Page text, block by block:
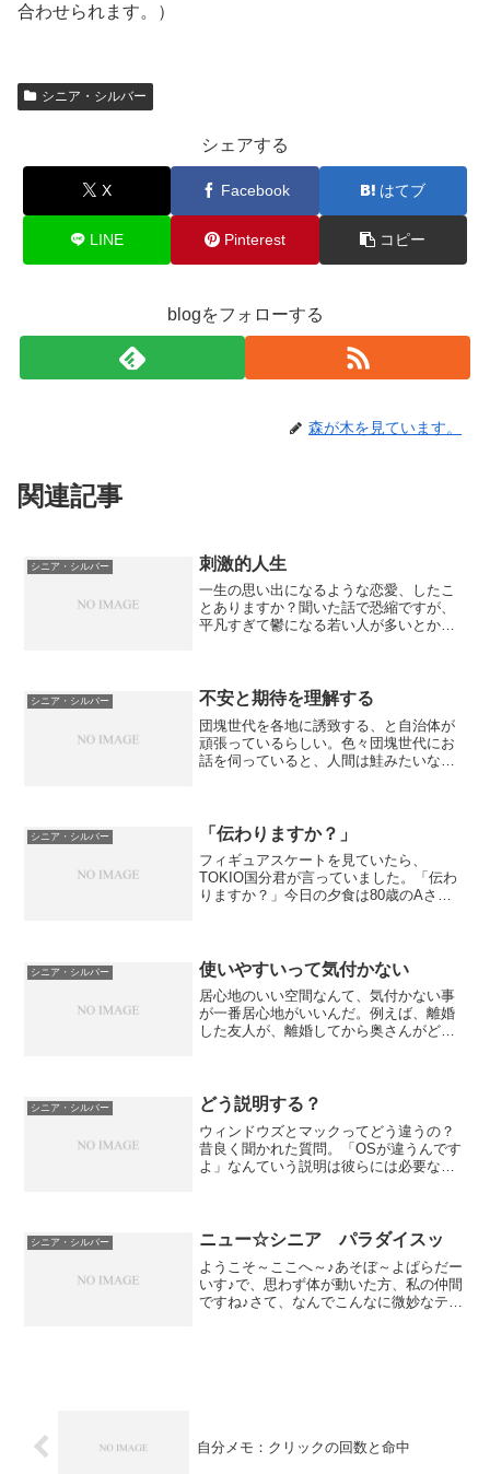
合わせられます。）
シニア・シルバー
シェアする
X Facebook はてブ
LINE Pinterest コピー
blogをフォローする
森が木を見ています。
関連記事
シニア・シルバー 刺激的人生
一生の思い出になるような恋愛、したこ
とありますか？聞いた話で恐縮ですが、
平凡すぎて鬱になる若い人が多いとか。
くても、そう思っている人...
シニア・シルバー 不安と期待を理解する
団塊世代を各地に誘致する、と自治体が
頑張っているらしい。色々団塊世代にお
話を伺っていると、人間は鮭みたいなも
ぜ？家族の反対もあろう、本...
シニア・シルバー 「伝わりますか？」
フィギュアスケートを見ていたら、
TOKIO国分君が言っていました。「伝わ
りますか？」今日の夕食は80歳のAさん
に怒られる。「まみちゃ...
シニア・シルバー 使いやすいって気付かない
居心地のいい空間なんて、気付かない事
が一番居心地がいいんだ。例えば、離婚
した友人が、離婚してから奥さんがどれ
人たちが多いのですが、そ...
シニア・シルバー どう説明する？
ウィンドウズとマックってどう違うの？
昔良く聞かれた質問。「OSが違うんです
よ」なんていう説明は彼らには必要な
シニア・シルバー ニュー☆シニア パラダイスッ
ようこそ～ここへ～♪あそぼ～よぱらだー
いす♪で、思わず体が動いた方、私の仲間
ですね♪さて、なんでこんなに微妙なテン
自分メモ：クリックの回数と命中